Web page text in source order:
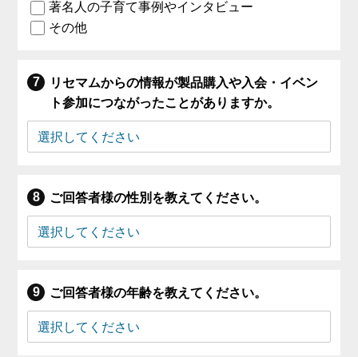
著名人の子育て事例やインタビュー
その他
リセマムからの情報が製品購入や入会・イベン
ト参加につながったことがありますか。
ご回答者様の性別を教えてください。
ご回答者様の年齢を教えてください。